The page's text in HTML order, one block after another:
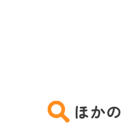
ほか